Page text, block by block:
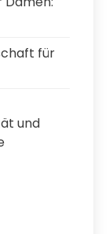
für
und